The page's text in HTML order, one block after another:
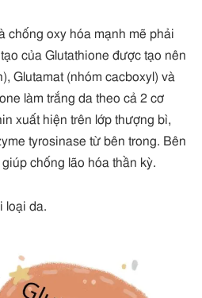
chống oxy hóa mạnh mẽ phải
của Glutathione được tạo nên
Glutamat (nhóm cacboxyl) và
làm trắng da theo cả 2 cơ
xuất hiện trên lớp thượng bì,
tyrosinase từ bên trong. Bên
chống lão hóa thần kỳ.
loại da.